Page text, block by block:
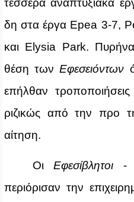
τέσσερα αναπτυξιακά
δη στα έργα Εpea 3-7,
και Elysia Park.
θέση τωνΕφεσειόντων
επήλθαν
ριζικώς από την προ
αίτηση.
ΟιΕφεσίβλητοι -
περιόρισαν την